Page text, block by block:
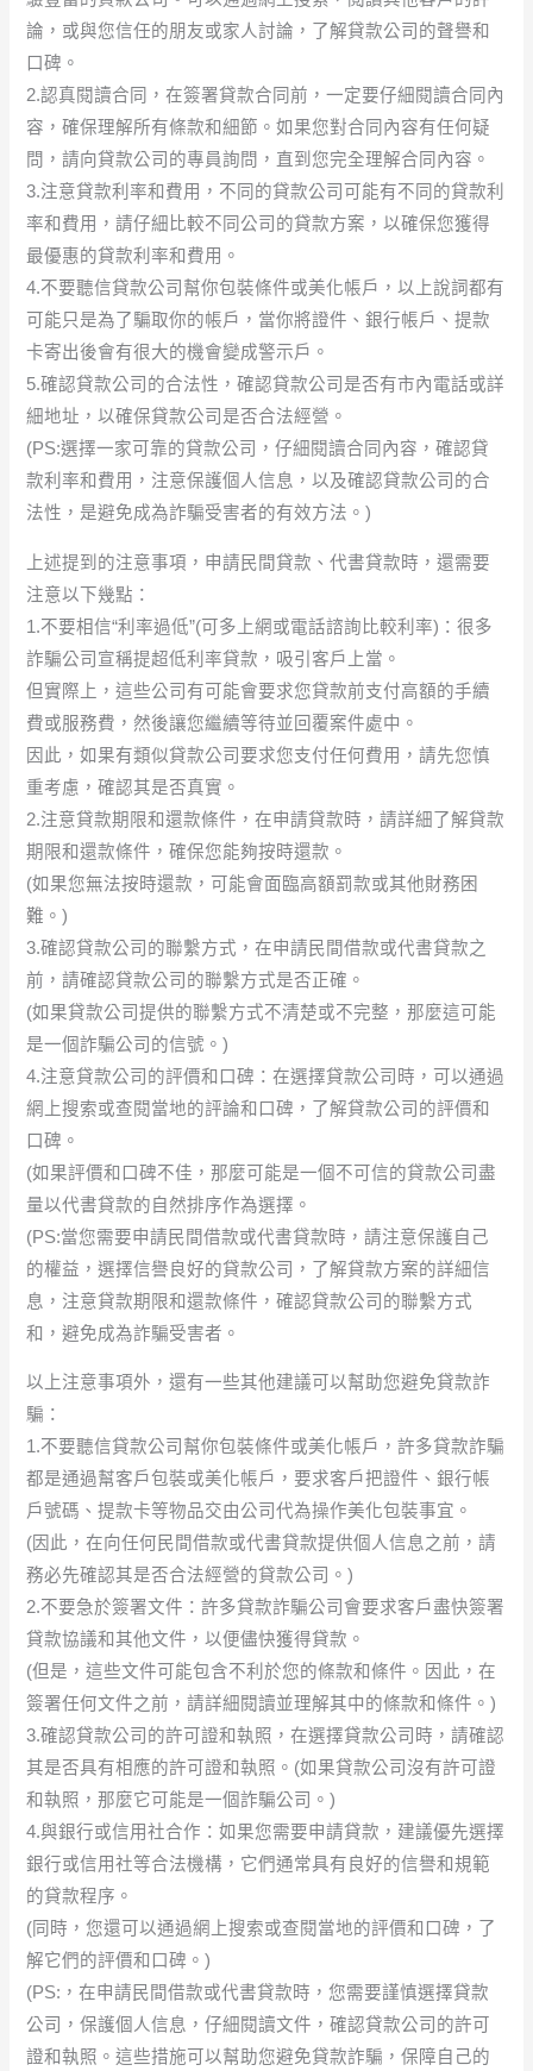
論，或與您信任的朋友或家人討論，了解貸款公司的聲譽和
口碑。
2.認真閱讀合同，在簽署貸款合同前，一定要仔細閱讀合同內
容，確保理解所有條款和細節。如果您對合同內容有任何疑
問，請向貸款公司的專員詢問，直到您完全理解合同內容。
3.注意貸款利率和費用，不同的貸款公司可能有不同的貸款利
率和費用，請仔細比較不同公司的貸款方案，以確保您獲得
最優惠的貸款利率和費用。
4.不要聽信貸款公司幫你包裝條件或美化帳戶，以上說詞都有
可能只是為了騙取你的帳戶，當你將證件、銀行帳戶、提款
卡寄出後會有很大的機會變成警示戶。
5.確認貸款公司的合法性，確認貸款公司是否有市內電話或詳
細地址，以確保貸款公司是否合法經營。
(PS:選擇一家可靠的貸款公司，仔細閱讀合同內容，確認貸
款利率和費用，注意保護個人信息，以及確認貸款公司的合
法性，是避免成為詐騙受害者的有效方法。)
上述提到的注意事項，申請民間貸款、代書貸款時，還需要
注意以下幾點：
1.不要相信“利率過低”(可多上網或電話諮詢比較利率)：很多
詐騙公司宣稱提超低利率貸款，吸引客戶上當。
但實際上，這些公司有可能會要求您貸款前支付高額的手續
費或服務費，然後讓您繼續等待並回覆案件處中。
因此，如果有類似貸款公司要求您支付任何費用，請先您慎
重考慮，確認其是否真實。
2.注意貸款期限和還款條件，在申請貸款時，請詳細了解貸款
期限和還款條件，確保您能夠按時還款。
(如果您無法按時還款，可能會面臨高額罰款或其他財務困
難。)
3.確認貸款公司的聯繫方式，在申請民間借款或代書貸款之
前，請確認貸款公司的聯繫方式是否正確。
(如果貸款公司提供的聯繫方式不清楚或不完整，那麼這可能
是一個詐騙公司的信號。)
4.注意貸款公司的評價和口碑：在選擇貸款公司時，可以通過
網上搜索或查閱當地的評論和口碑，了解貸款公司的評價和
口碑。
(如果評價和口碑不佳，那麼可能是一個不可信的貸款公司盡
量以代書貸款的自然排序作為選擇。
(PS:當您需要申請民間借款或代書貸款時，請注意保護自己
的權益，選擇信譽良好的貸款公司，了解貸款方案的詳細信
息，注意貸款期限和還款條件，確認貸款公司的聯繫方式
和，避免成為詐騙受害者。
以上注意事項外，還有一些其他建議可以幫助您避免貸款詐
騙：
1.不要聽信貸款公司幫你包裝條件或美化帳戶，許多貸款詐騙
都是通過幫客戶包裝或美化帳戶，要求客戶把證件、銀行帳
戶號碼、提款卡等物品交由公司代為操作美化包裝事宜。
(因此，在向任何民間借款或代書貸款提供個人信息之前，請
務必先確認其是否合法經營的貸款公司。)
2.不要急於簽署文件：許多貸款詐騙公司會要求客戶盡快簽署
貸款協議和其他文件，以便儘快獲得貸款。
(但是，這些文件可能包含不利於您的條款和條件。因此，在
簽署任何文件之前，請詳細閱讀並理解其中的條款和條件。)
3.確認貸款公司的許可證和執照，在選擇貸款公司時，請確認
其是否具有相應的許可證和執照。(如果貸款公司沒有許可證
和執照，那麼它可能是一個詐騙公司。)
4.與銀行或信用社合作：如果您需要申請貸款，建議優先選擇
銀行或信用社等合法機構，它們通常具有良好的信譽和規範
的貸款程序。
(同時，您還可以通過網上搜索或查閱當地的評價和口碑，了
解它們的評價和口碑。)
(PS:，在申請民間借款或代書貸款時，您需要謹慎選擇貸款
公司，保護個人信息，仔細閱讀文件，確認貸款公司的許可
證和執照。這些措施可以幫助您避免貸款詐騙，保障自己的